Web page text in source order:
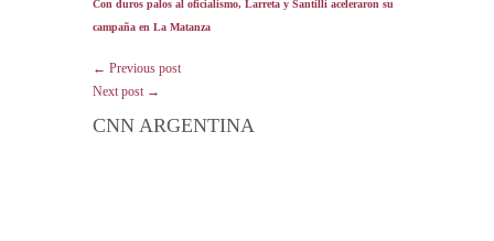
Con duros palos al oficialismo, Larreta y Santilli aceleraron su
campaña en La Matanza
← Previous post
Next post →
CNN ARGENTINA